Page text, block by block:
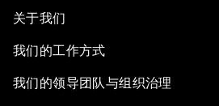
关于我们
我们的工作方式
我们的领导团队与组织治理